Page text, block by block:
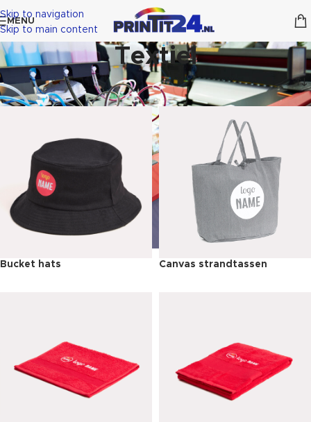
Skip to navigation
Skip to main content
MENU
Textiel
Bucket hats Canvas strandtassen